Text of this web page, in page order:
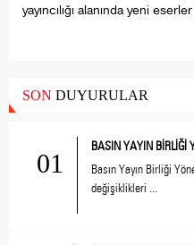
yayıncılığı alanında yeni
SON DUYURULAR
01
BASIN YAYIN BİRLİĞİ
Basın Yayın Birliği
değişiklikleri ...